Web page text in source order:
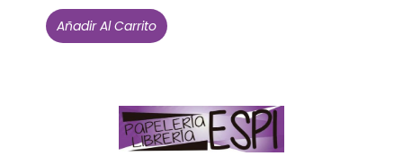
Añadir Al Carrito